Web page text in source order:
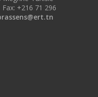
+216 71 296